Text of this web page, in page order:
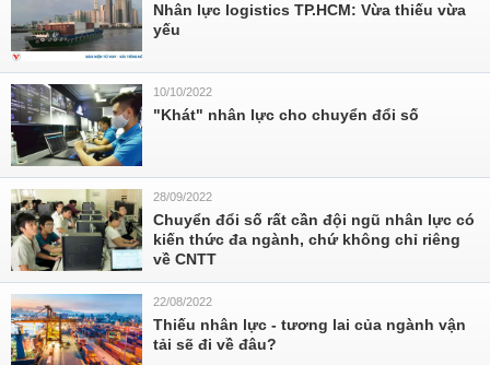
Nhân lực logistics TP.HCM: Vừa thiếu vừa
yếu
10/10/2022
"Khát" nhân lực cho chuyển đổi số
28/09/2022
Chuyển đổi số rất cần đội ngũ nhân lực có
kiến thức đa ngành, chứ không chỉ riêng
về CNTT
22/08/2022
Thiếu nhân lực - tương lai của ngành vận
tải sẽ đi về đâu?